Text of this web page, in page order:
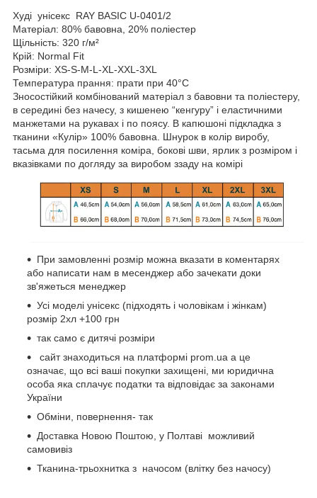
Худі унісекс RAY BASIC U-0401/2
Матеріал: 80% бавовна, 20% поліестер
Щільність: 320 г/м²
Крій: Normal Fit
Розміри: XS-S-M-L-XL-XXL-3XL
Температура прання: прати при 40°C
Зносостійкий комбінований матеріал з бавовни та поліестеру,
в середині без начесу, з кишенею “кенгуру” і еластичними
манжетами на рукавах і по поясу. В капюшоні підкладка з
тканини «Кулір» 100% бавовна. Шнурок в колір виробу,
тасьма для посилення коміра, бокові шви, ярлик з розміром і
вказівками по догляду за виробом ззаду на комірі
При замовленні розмір можна вказати в коментарях
або написати нам в месенджер або зачекати доки
зв'яжеться менеджер
Усі моделі унісекс (підходять і чоловікам і жінкам)
розмір 2хл +100 грн
так само є дитячі розміри
сайт знаходиться на платформі prom.ua а це
означає, що всі ваші покупки захищені, ми юридична
особа яка сплачує податки та відповідає за законами
України
Обміни, повернення- так
Доставка Новою Поштою, у Полтаві можливий
самовивіз
Тканина-трьохнитка з начосом (влітку без начосу)